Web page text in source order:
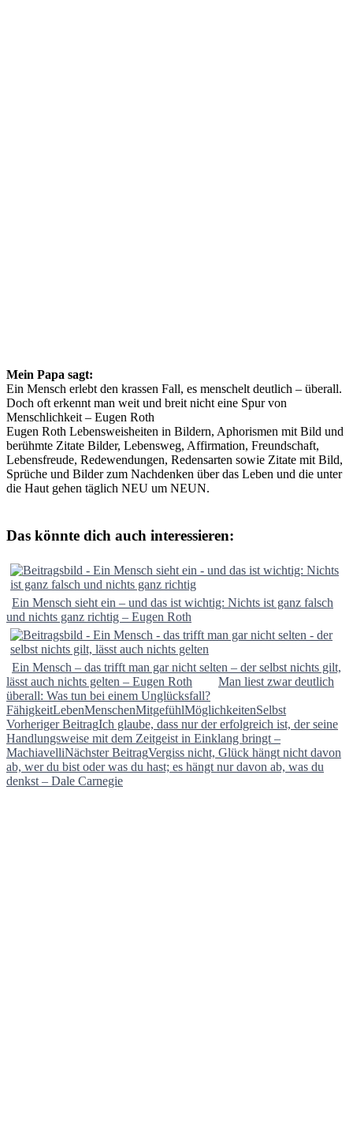
Mein Papa sagt:
Ein Mensch erlebt den krassen Fall, es menschelt deutlich – überall.
Doch oft erkennt man weit und breit nicht eine Spur von
Menschlichkeit – Eugen Roth
Eugen Roth Lebensweisheiten in Bildern, Aphorismen mit Bild und
berühmte Zitate Bilder, Lebensweg, Affirmation, Freundschaft,
Lebensfreude, Redewendungen, Redensarten sowie Zitate mit Bild,
Sprüche und Bilder zum Nachdenken über das Leben und die unter
die Haut gehen täglich NEU um NEUN.
Das könnte dich auch interessieren:
Ein Mensch sieht ein – und das ist wichtig: Nichts ist ganz falsch
und nichts ganz richtig – Eugen Roth
Ein Mensch – das trifft man gar nicht selten – der selbst nichts gilt,
lässt auch nichts gelten – Eugen Roth
Man liest zwar deutlich
überall: Was tun bei einem Unglücksfall?
FähigkeitLebenMenschenMitgefühlMöglichkeitenSelbst
Beitragsnavigation
Vorheriger BeitragIch glaube, dass nur der erfolgreich ist, der seine
Handlungsweise mit dem Zeitgeist in Einklang bringt –
MachiavelliNächster BeitragVergiss nicht, Glück hängt nicht davon
ab, wer du bist oder was du hast; es hängt nur davon ab, was du
denkst – Dale Carnegie